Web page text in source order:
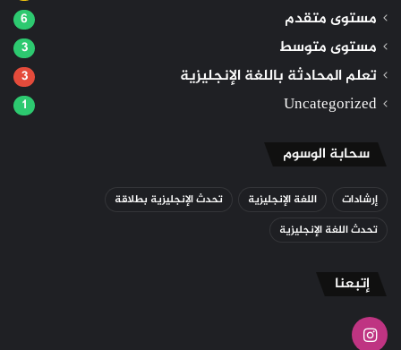
مستوى متقدم 6
مستوى متوسط 3
تعلم المحادثة باللغة الإنجليزية 3
Uncategorized
1
سحابة الوسوم
إرشادات اللغة الإنجليزية
تحدث الإنجليزية بطلاقة
تحدث اللغة الإنجليزية
إتبعنا
انستقرام